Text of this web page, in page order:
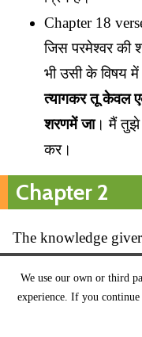
Chapter 18
जिस परमेश्वर की
भी उसी के विषय
त्यागकर तू केवल
शरणमें जा। मैं तुझे
कर।
Chapter 2
The knowledge
immortal god is
Chapter 2 verse
We use our own or third
experience. If you